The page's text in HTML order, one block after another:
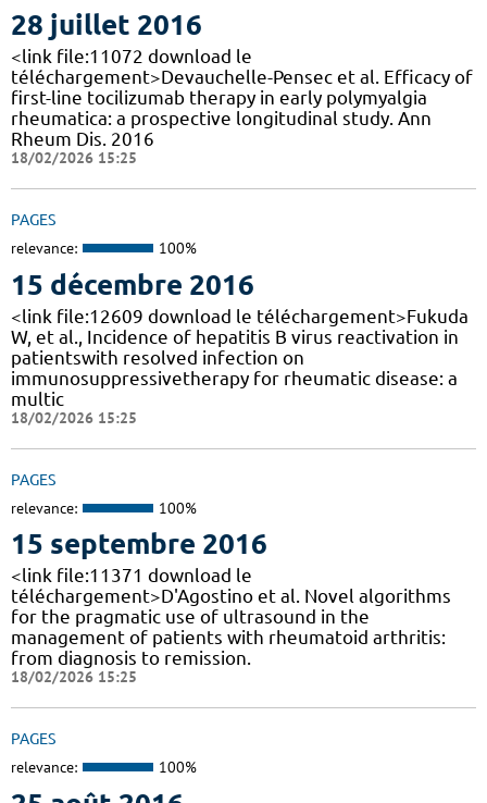
28 juillet 2016
<link file:11072 download le
téléchargement>Devauchelle-Pensec et al. Efficacy of
first-line tocilizumab therapy in early polymyalgia
rheumatica: a prospective longitudinal study. Ann
Rheum Dis. 2016
18/02/2026 15:25
PAGES
relevance: 100%
15 décembre 2016
<link file:12609 download le téléchargement>Fukuda
W, et al., Incidence of hepatitis B virus reactivation in
patientswith resolved infection on
immunosuppressivetherapy for rheumatic disease: a
multic
18/02/2026 15:25
PAGES
relevance: 100%
15 septembre 2016
<link file:11371 download le
téléchargement>D'Agostino et al. Novel algorithms
for the pragmatic use of ultrasound in the
management of patients with rheumatoid arthritis:
from diagnosis to remission.
18/02/2026 15:25
PAGES
relevance: 100%